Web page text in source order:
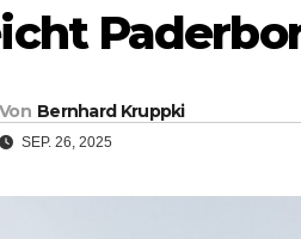
Von Bernhard Kruppki
SEP. 26, 2025